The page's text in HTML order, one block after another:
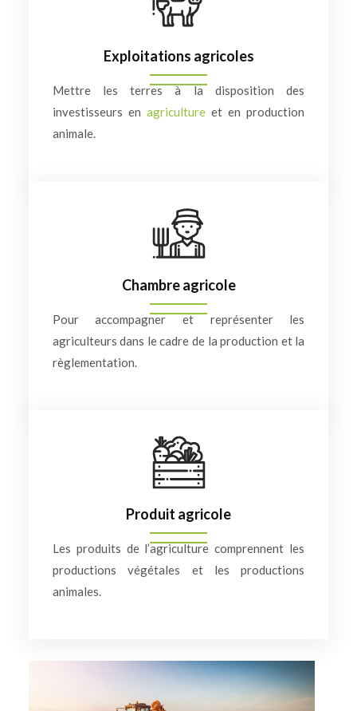
Exploitations agricoles
Mettre les terres à la disposition des
investisseurs en agricultureet en production
animale.
Chambre agricole
Pour accompagner et représenter les
agriculteurs dans le cadre de la production et la
règlementation.
Produit agricole
Les produits de l’agriculture comprennent les
productions végétales et les productions
animales.